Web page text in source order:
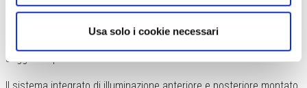
Usa solo i cookie necessari
può ospitare nella parte posteriore un portapacchi da 20
La Adventure, invece, arriva a reggere fino a 30
seggiolino per bambini.